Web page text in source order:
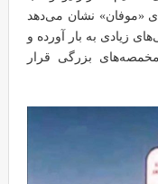
«موفان» نشان می‌دهد
زیادی به بار آورده و
بزرگی قرار